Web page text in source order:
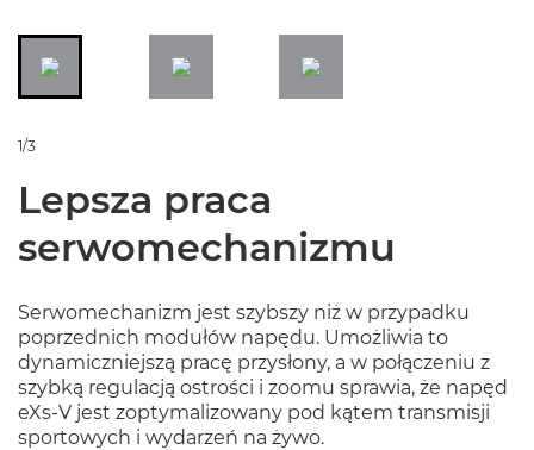
1/3
Lepsza praca
serwomechanizmu
Serwomechanizm jest szybszy niż w przypadku
poprzednich modułów napędu. Umożliwia to
dynamiczniejszą pracę przysłony, a w połączeniu z
szybką regulacją ostrości i zoomu sprawia, że napęd
eXs-V jest zoptymalizowany pod kątem transmisji
sportowych i wydarzeń na żywo.